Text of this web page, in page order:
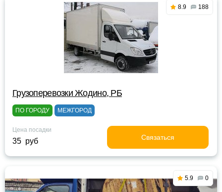
8.9 188
Грузоперевозки Жодино, РБ
ПО ГОРОДУ МЕЖГОРОД
Цена посадки
35 руб Связаться
5.9 0